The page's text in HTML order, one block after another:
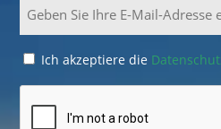
Consent
Ich akzeptiere die